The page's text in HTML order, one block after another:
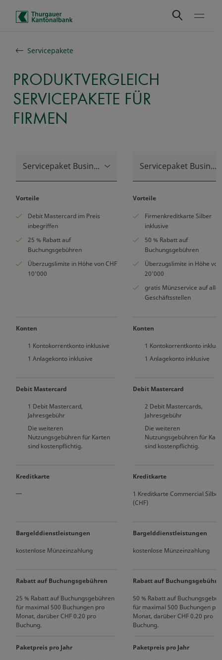
Schnelle Navigation
Servicepakete
PRODUKTVERGLEICH
SERVICEPAKETE FÜR
FIRMEN
Servicepaket Business Classic Servicepaket Business Comfort
Vorteile
Debit Mastercard im Preis
inbegriffen
25 % Rabatt auf
Buchungsgebühren
Überzugslimite in Höhe von CHF
10'000
Vorteile
Firmenkreditkarte Silber
inklusive
50 % Rabatt auf
Buchungsgebühren
Überzugslimite in Höhe von
20'000
gratis Münzservice auf allen
Geschäftsstellen
Konten
1 Kontokorrentkonto inklusive
1 Anlagekonto inklusive
Konten
1 Kontokorrentkonto
1 Anlagekonto inklusive
Debit Mastercard
1 Debit Mastercard,
Jahresgebühr
Die weiteren
Nutzungsgebühren für Karten
sind kostenpflichtig.
Debit Mastercard
2 Debit Mastercards,
Jahresgebühr
Die weiteren
Nutzungsgebühren für
sind kostenpflichtig.
Kreditkarte Kreditkarte
1 Kreditkarte Commercial Silber
(CHF)
Bargelddienstleistungen
kostenlose Münzeinzahlung
Bargelddienstleistungen
kostenlose Münzeinzahlung
Rabatt auf Buchungsgebühren
25 % Rabatt auf Buchungsgebühren
für maximal 500 Buchungen pro
Monat, darüber CHF 0.20 pro
Buchung.
Rabatt auf
50 % Rabatt auf
für maximal 500 Buchungen pro
Monat, darüber CHF 0.20 pro
Buchung.
Paketpreis pro Jahr Paketpreis pro Jahr